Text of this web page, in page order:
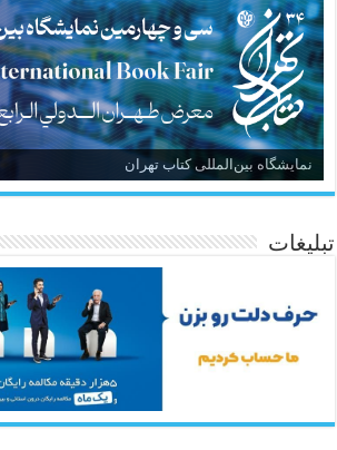
نمایشگاه بین‌المللی کتاب تهران
تبلیغات